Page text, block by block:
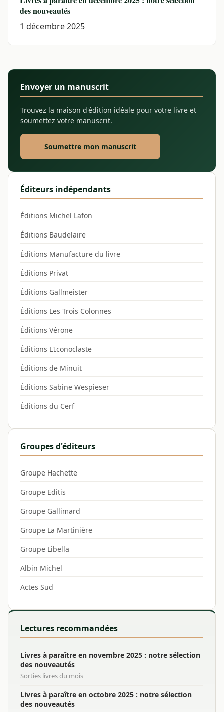
des nouveautés
1 décembre 2025
Envoyer un manuscrit
Trouvez la maison d'édition idéale pour votre livre et
soumettez votre manuscrit.
Soumettre mon manuscrit
Éditeurs indépendants
Éditions Michel Lafon
Éditions Baudelaire
Éditions Manufacture du livre
Éditions Privat
Éditions Gallmeister
Éditions Les Trois Colonnes
Éditions Vérone
Éditions L'Iconoclaste
Éditions de Minuit
Éditions Sabine Wespieser
Éditions du Cerf
Groupes d'éditeurs
Groupe Hachette
Groupe Editis
Groupe Gallimard
Groupe La Martinière
Groupe Libella
Albin Michel
Actes Sud
Lectures recommandées
Livres à paraître en novembre 2025 : notre sélection
des nouveautés
Sorties livres du mois
Livres à paraître en octobre 2025 : notre sélection
des nouveautés